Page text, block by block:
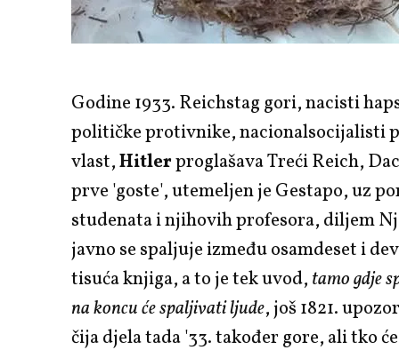
Godine 1933. Reichstag gori, nacisti
političke protivnike, nacionalsocijalisti
vlast,Hitlerproglašava Treći Reich,
prve 'goste', utemeljen je Gestapo, uz
studenata i njihovih profesora, diljem
javno se spaljuje između osamdeset i
tisuća knjiga, a to je tek uvod, tamo gdje
na koncu će spaljivati ljude, još 1821.
čija djela tada '33. također gore, ali tko